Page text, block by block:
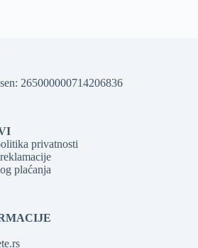
265000000714206836
privatnosti
plaćanja